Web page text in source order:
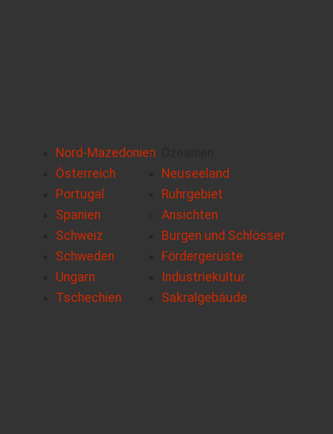
Nord-Mazedonien
Österreich
Portugal
Spanien
Schweiz
Schweden
Ungarn
Tschechien
Neuseeland
Ruhrgebiet
Ansichten
Burgen und Schlösser
Fördergerüste
Industriekultur
Sakralgebäude